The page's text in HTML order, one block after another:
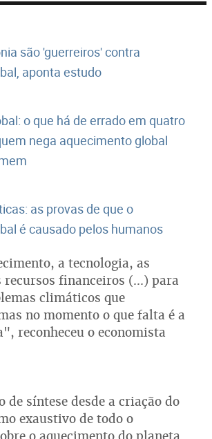
são 'guerreiros' contra
aponta estudo
o que há de errado em quatro
nega aquecimento global
as provas de que o
é causado pelos humanos
a tecnologia, as
financeiros (...) para
climáticos que
no momento o que falta é a
reconheceu o economista
de síntese desde a criação do
exaustivo de todo o
o aquecimento do planeta.